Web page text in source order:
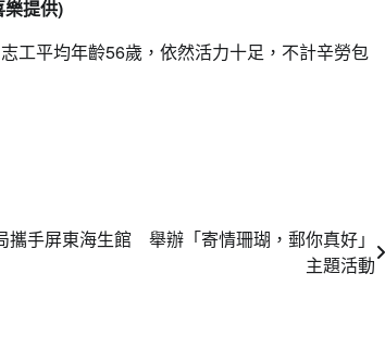
提供)
工平均年齡56歲，依然活力十足，不計辛勞包
攜手屏東海生館 舉辦「寄情珊瑚，郵你真好」
主題活動